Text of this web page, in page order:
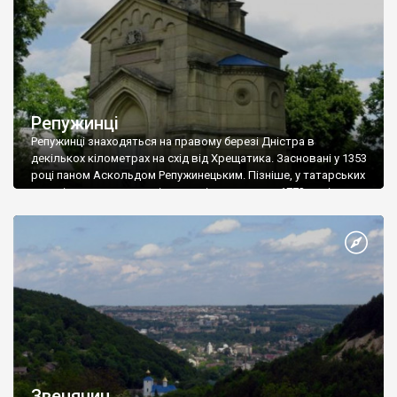
Репужинці
Репужинці знаходяться на правому березі Дністра в
декількох кілометрах на схід від Хрещатика. Засновані у 1353
році паном Аскольдом Репужинецьким. Пізніше, у татарських
нападів село занепало і знову відродилося у 1772 році.